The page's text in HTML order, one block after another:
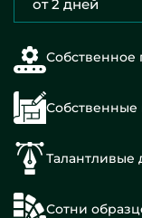
от 2 дней
Собственное
Талантливые
Сотни